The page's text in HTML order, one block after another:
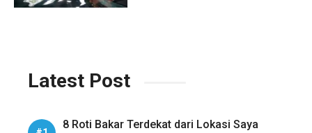
Latest Post
8 Roti Bakar Terdekat dari Lokasi Saya